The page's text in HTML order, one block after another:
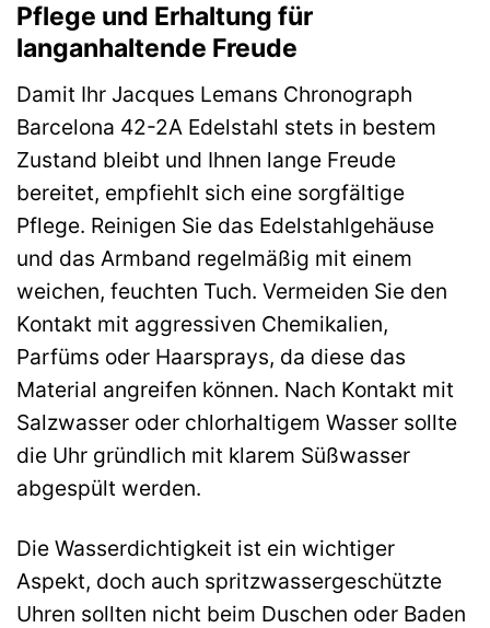
Pflege und Erhaltung für
langanhaltende Freude
Damit Ihr Jacques Lemans Chronograph
Barcelona 42-2A Edelstahl stets in bestem
Zustand bleibt und Ihnen lange Freude
bereitet, empfiehlt sich eine sorgfältige
Pflege. Reinigen Sie das Edelstahlgehäuse
und das Armband regelmäßig mit einem
weichen, feuchten Tuch. Vermeiden Sie den
Kontakt mit aggressiven Chemikalien,
Parfüms oder Haarsprays, da diese das
Material angreifen können. Nach Kontakt mit
Salzwasser oder chlorhaltigem Wasser sollte
die Uhr gründlich mit klarem Süßwasser
abgespült werden.
Die Wasserdichtigkeit ist ein wichtiger
Aspekt, doch auch spritzwassergeschützte
Uhren sollten nicht beim Duschen oder Baden